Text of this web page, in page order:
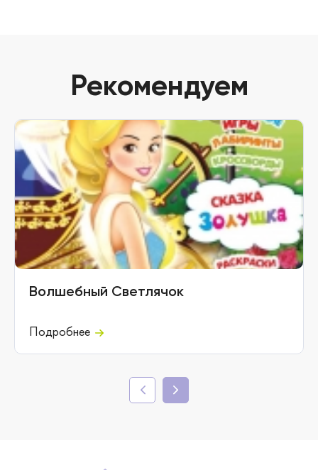
Рекомендуем
Волшебный Светлячок
Подробнее